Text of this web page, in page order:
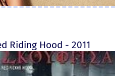
Riding Hood - 2011